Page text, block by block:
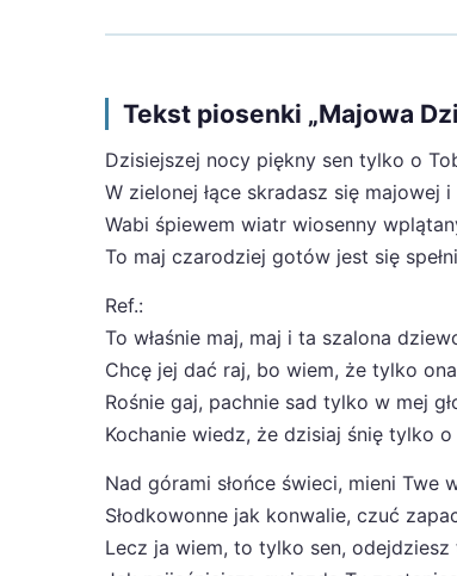
Tekst piosenki „Majowa
Dzisiejszej nocy piękny sen tylko o
W zielonej łące skradasz się majowej
Wabi śpiewem wiatr wiosenny
To maj czarodziej gotów jest się
Ref.:
To właśnie maj, maj i ta szalona
Chcę jej dać raj, bo wiem, że tylko
Rośnie gaj, pachnie sad tylko w mej
Kochanie wiedz, że dzisiaj śnię tylko o
Nad górami słońce świeci, mieni Twe
Słodkowonne jak konwalie, czuć
Lecz ja wiem, to tylko sen, odejdziesz